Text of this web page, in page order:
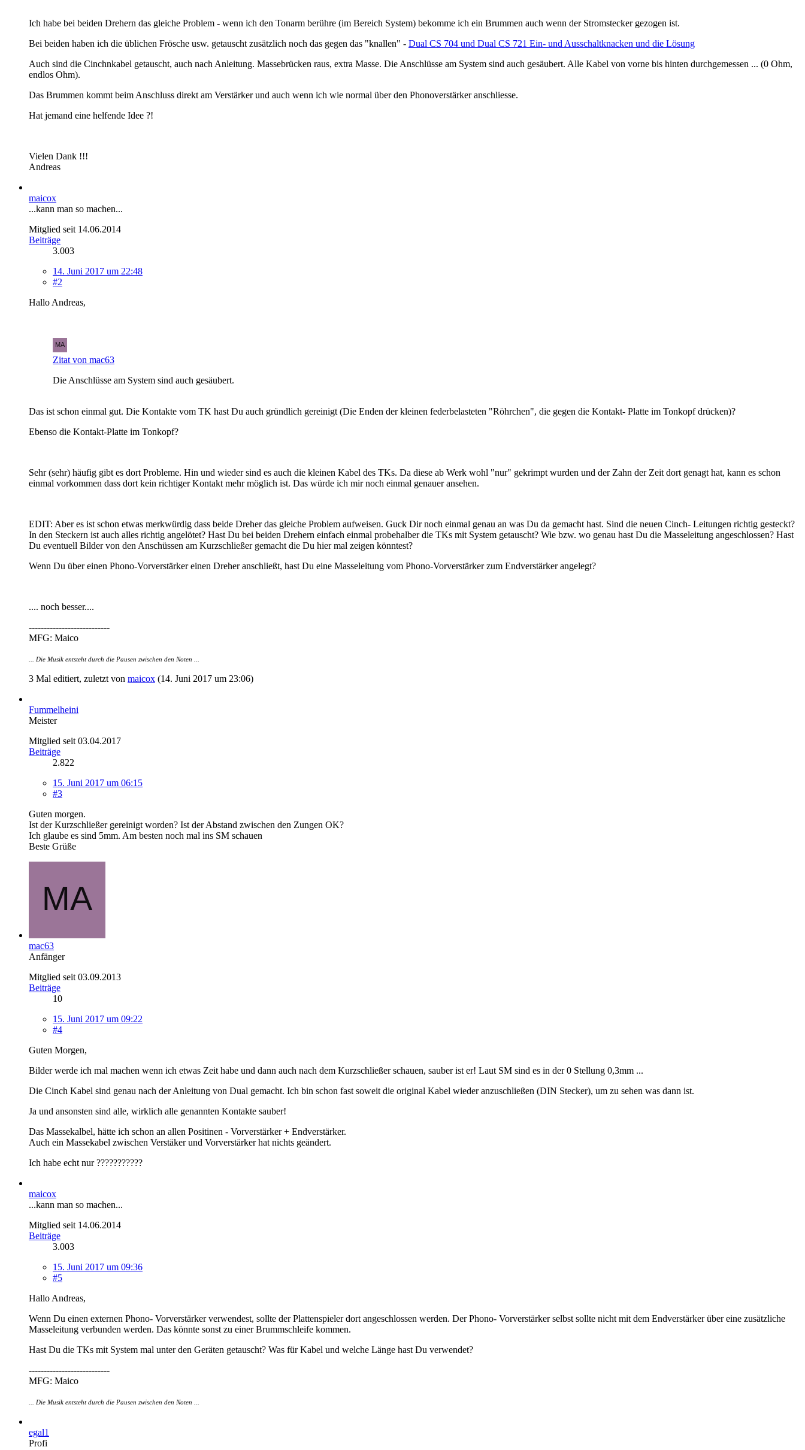
Ich habe bei beiden Drehern das gleiche Problem - wenn ich den Tonarm berühre (im Bereich System) bekomme ich ein Brummen auch wenn der Stromstecker gezogen ist.
Bei beiden haben ich die üblichen Frösche usw. getauscht zusätzlich noch das gegen das "knallen" - Dual CS 704 und Dual CS 721 Ein- und Ausschaltknacken und die Lösung
Auch sind die Cinchnkabel getauscht, auch nach Anleitung. Massebrücken raus, extra Masse. Die Anschlüsse am System sind auch gesäubert. Alle Kabel von vorne bis hinten durchgemessen ... (0 Ohm,
endlos Ohm).
Das Brummen kommt beim Anschluss direkt am Verstärker und auch wenn ich wie normal über den Phonoverstärker anschliesse.
Hat jemand eine helfende Idee ?!
Vielen Dank !!!
Andreas
maicox
...kann man so machen...
Mitglied seit 14.06.2014
Beiträge
3.003
14. Juni 2017 um 22:48
#2
Hallo Andreas,
Zitat von mac63
Die Anschlüsse am System sind auch gesäubert.
Das ist schon einmal gut. Die Kontakte vom TK hast Du auch gründlich gereinigt (Die Enden der kleinen federbelasteten "Röhrchen", die gegen die Kontakt- Platte im Tonkopf drücken)?
Ebenso die Kontakt-Platte im Tonkopf?
Sehr (sehr) häufig gibt es dort Probleme. Hin und wieder sind es auch die kleinen Kabel des TKs. Da diese ab Werk wohl "nur" gekrimpt wurden und der Zahn der Zeit dort genagt hat, kann es schon
einmal vorkommen dass dort kein richtiger Kontakt mehr möglich ist. Das würde ich mir noch einmal genauer ansehen.
EDIT: Aber es ist schon etwas merkwürdig dass beide Dreher das gleiche Problem aufweisen. Guck Dir noch einmal genau an was Du da gemacht hast. Sind die neuen Cinch- Leitungen richtig gesteckt?
In den Steckern ist auch alles richtig angelötet? Hast Du bei beiden Drehern einfach einmal probehalber die TKs mit System getauscht? Wie bzw. wo genau hast Du die Masseleitung angeschlossen? Hast
Du eventuell Bilder von den Anschüssen am Kurzschließer gemacht die Du hier mal zeigen könntest?
Wenn Du über einen Phono-Vorverstärker einen Dreher anschließt, hast Du eine Masseleitung vom Phono-Vorverstärker zum Endverstärker angelegt?
.... noch besser....
---------------------------
MFG: Maico
... Die Musik entsteht durch die Pausen zwischen den Noten ...
3 Mal editiert, zuletzt von maicox (14. Juni 2017 um 23:06)
Fummelheini
Meister
Mitglied seit 03.04.2017
Beiträge
2.822
15. Juni 2017 um 06:15
#3
Guten morgen.
Ist der Kurzschließer gereinigt worden? Ist der Abstand zwischen den Zungen OK?
Ich glaube es sind 5mm. Am besten noch mal ins SM schauen
Beste Grüße
mac63
Anfänger
Mitglied seit 03.09.2013
Beiträge
10
15. Juni 2017 um 09:22
#4
Guten Morgen,
Bilder werde ich mal machen wenn ich etwas Zeit habe und dann auch nach dem Kurzschließer schauen, sauber ist er! Laut SM sind es in der 0 Stellung 0,3mm ...
Die Cinch Kabel sind genau nach der Anleitung von Dual gemacht. Ich bin schon fast soweit die original Kabel wieder anzuschließen (DIN Stecker), um zu sehen was dann ist.
Ja und ansonsten sind alle, wirklich alle genannten Kontakte sauber!
Das Massekalbel, hätte ich schon an allen Positinen - Vorverstärker + Endverstärker.
Auch ein Massekabel zwischen Verstäker und Vorverstärker hat nichts geändert.
Ich habe echt nur ???????????
maicox
...kann man so machen...
Mitglied seit 14.06.2014
Beiträge
3.003
15. Juni 2017 um 09:36
#5
Hallo Andreas,
Wenn Du einen externen Phono- Vorverstärker verwendest, sollte der Plattenspieler dort angeschlossen werden. Der Phono- Vorverstärker selbst sollte nicht mit dem Endverstärker über eine zusätzliche
Masseleitung verbunden werden. Das könnte sonst zu einer Brummschleife kommen.
Hast Du die TKs mit System mal unter den Geräten getauscht? Was für Kabel und welche Länge hast Du verwendet?
---------------------------
MFG: Maico
... Die Musik entsteht durch die Pausen zwischen den Noten ...
egal1
Profi